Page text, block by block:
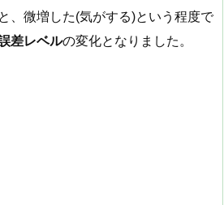
、微増した(気がする)という程度で
差レベルの変化となりました。